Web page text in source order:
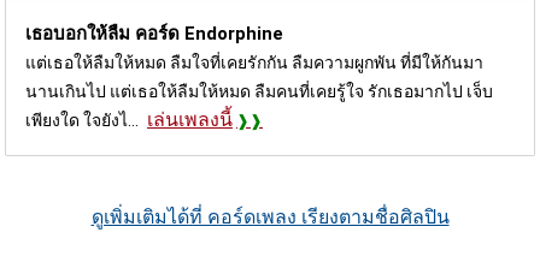
เธอบอกให้ลืม คอร์ด Endorphine
แต่เธอให้ลืมให้หมด ลืมใจที่เคยรักกัน ลืมความผูกพัน ที่มีให้กันมา
นานเกินไป แต่เธอให้ลืมให้หมด ลืมคนที่เคยรู้ใจ รักเธอมากไป เจ็บ
เพียงใด ใจยังไ...
เล่นเพลงนี้
ดูเพิ่มเติมได้ที่ คอร์ดเพลง เรียงตามชื่อศิลปิน